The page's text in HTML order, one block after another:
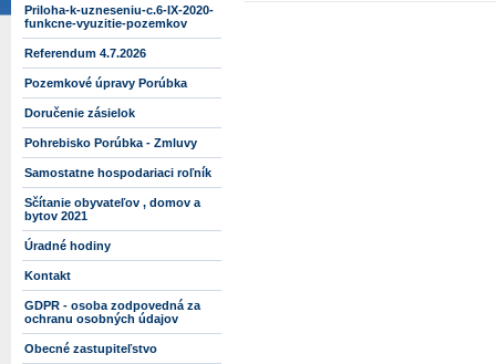
Priloha-k-uzneseniu-c.6-IX-2020-
funkcne-vyuzitie-pozemkov
Referendum 4.7.2026
Pozemkové úpravy Porúbka
Doručenie zásielok
Pohrebisko Porúbka - Zmluvy
Samostatne hospodariaci roľník
Sčítanie obyvateľov , domov a
bytov 2021
Úradné hodiny
Kontakt
GDPR - osoba zodpovedná za
ochranu osobných údajov
Obecné zastupiteľstvo